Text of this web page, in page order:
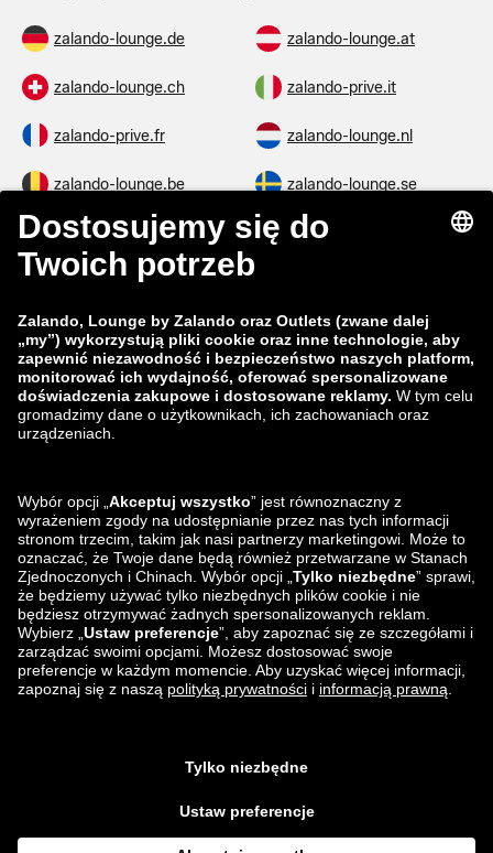
zalando-lounge.de zalando-lounge.at
zalando-lounge.ch zalando-prive.it
zalando-prive.fr zalando-lounge.nl
zalando-lounge.be zalando-lounge.se
zalando-lounge.fi zalando-lounge.dk
zalando-lounge.co.uk
zalando-prive.es zalando-lounge.cz
zalando-lounge.lt zalando-lounge.sk
zalando-lounge.ro
zalando-lounge.lu zalando-lounge.ee
zalando-lounge.lv zalando-lounge.no
Znajdziesz nas
na
sugerowaną ceną detaliczną.